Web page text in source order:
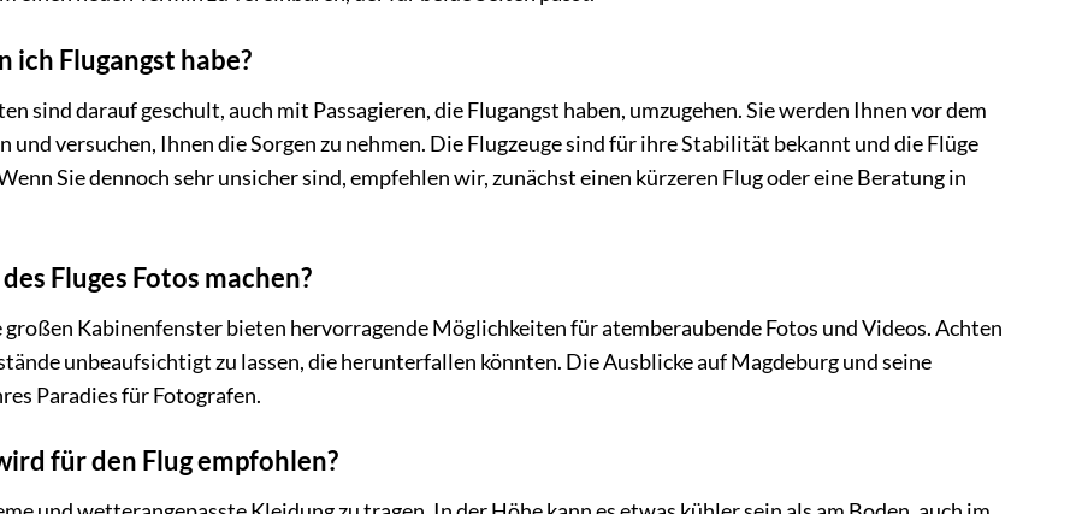
ich Flugangst habe?
sind darauf geschult, auch mit Passagieren, die Flugangst haben, umzugehen. Sie werden Ihnen vor dem
und versuchen, Ihnen die Sorgen zu nehmen. Die Flugzeuge sind für ihre Stabilität bekannt und die Flüge
Sie dennoch sehr unsicher sind, empfehlen wir, zunächst einen kürzeren Flug oder eine Beratung in
Fluges Fotos machen?
Kabinenfenster bieten hervorragende Möglichkeiten für atemberaubende Fotos und Videos. Achten
unbeaufsichtigt zu lassen, die herunterfallen könnten. Die Ausblicke auf Magdeburg und seine
Paradies für Fotografen.
für den Flug empfohlen?